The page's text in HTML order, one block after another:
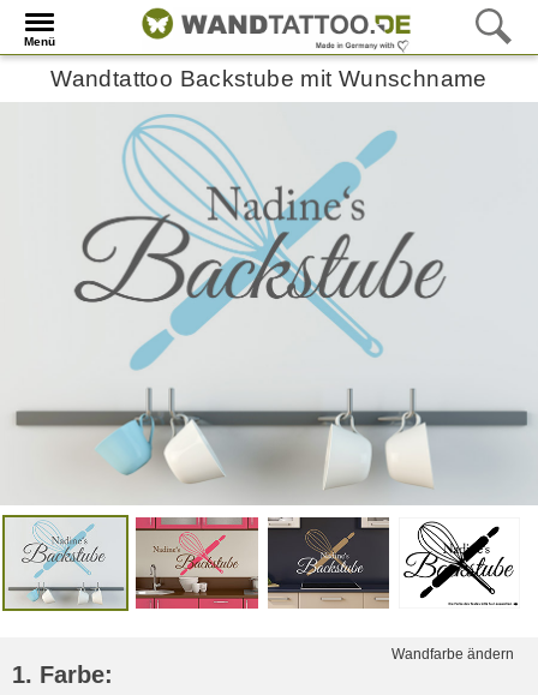
Menü
Wandtattoo Backstube mit Wunschname
Wandfarbe ändern
1. Farbe: